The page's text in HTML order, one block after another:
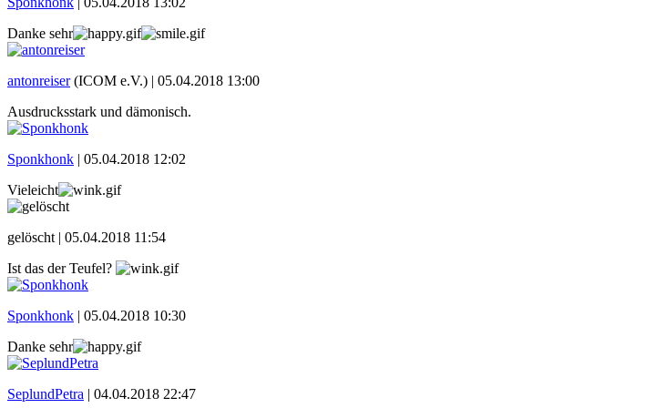
Danke sehr
antonreiser(ICOM e.V.) | 05.04.2018 13:00
Ausdrucksstark und dämonisch.
Sponkhonk | 05.04.2018 12:02
Vieleicht
gelöscht | 05.04.2018 11:54
Ist das der Teufel?
Sponkhonk | 05.04.2018 10:30
Danke sehr
SeplundPetra | 04.04.2018 22:47